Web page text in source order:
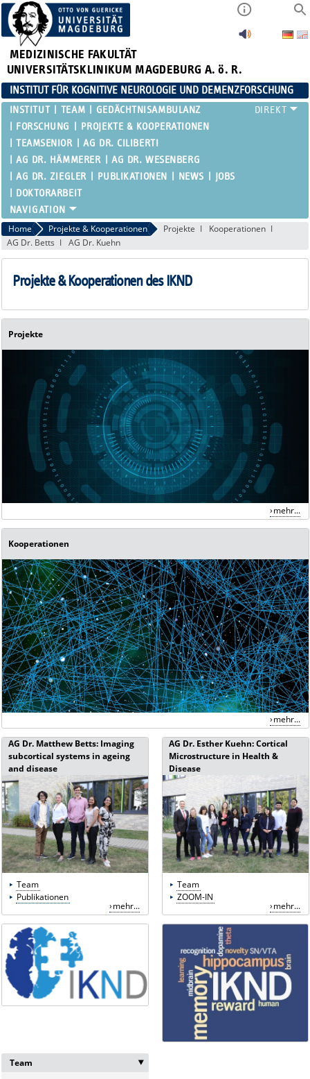
MEDIZINISCHE FAKULTÄT
UNIVERSITÄTSKLINIKUM MAGDEBURG A. ö. R.
INSTITUT FÜR KOGNITIVE NEUROLOGIE UND DEMENZFORSCHUNG
INSTITUT TEAM
GEDÄCHTNISAMBULANZ
FORSCHUNG
PROJEKTE & KOOPERATIONEN
TEAMSENIOR
AG DR. CILIBERTI
AG DR. HÄMMERER
AG DR. WESENBERG
AG DR. ZIEGLER
PUBLIKATIONEN NEWS
JOBS
DOKTORARBEIT
Home Projekte & Kooperationen Projekte
Kooperationen
AG Dr. Betts
AG Dr. Kuehn
Projekte & Kooperationen des IKND
Projekte
mehr...
Kooperationen
mehr...
AG Dr. Matthew Betts: Imaging
subcortical systems in ageing
and disease
Team
Publikationen
mehr...
AG Dr. Esther Kuehn: Cortical
Microstructure in Health &
Disease
Team
ZOOM-IN
mehr...
Team ‣